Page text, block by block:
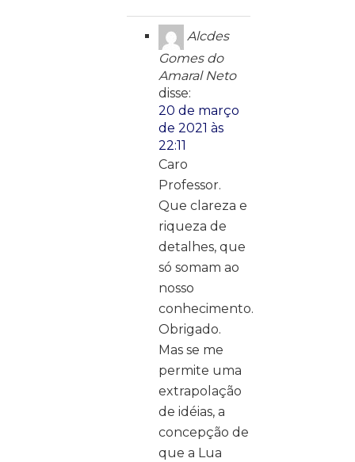
Alcdes
Gomes do
Amaral Neto
disse:
20 de março
de 2021 às
22:11
Caro
Professor.
Que clareza e
riqueza de
detalhes, que
só somam ao
nosso
conhecimento.
Obrigado.
Mas se me
permite uma
extrapolação
de idéias, a
concepção de
que a Lua